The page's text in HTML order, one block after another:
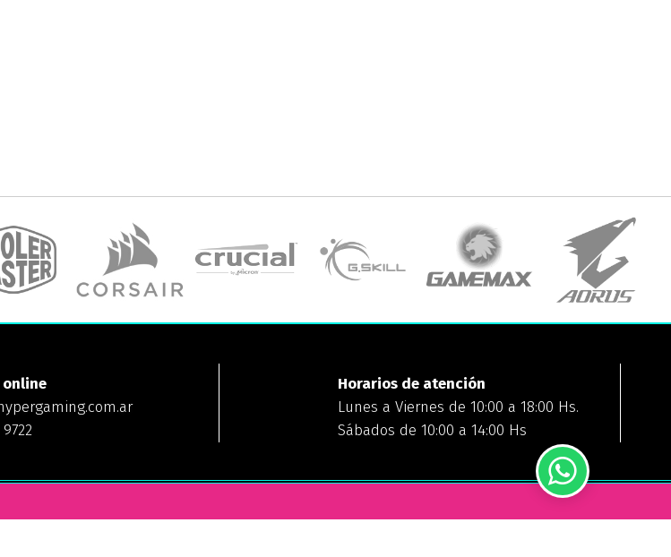
9722
Horarios de atención
Lunes a Viernes de 10:00 a 18:00 Hs.
Sábados de 10:00 a 14:00 Hs